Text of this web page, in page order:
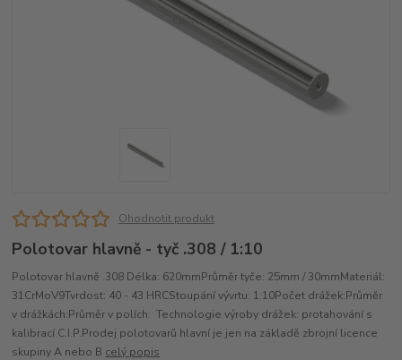
Ohodnotit produkt
Polotovar hlavně - tyč .308 / 1:10
Polotovar hlavně .308 Délka: 620mmPrůměr tyče: 25mm / 30mmMateriál:
31CrMoV9Tvrdost: 40 - 43 HRCStoupání vývrtu: 1:10Počet drážek:Průměr
v drážkách:Průměr v polích: Technologie výroby drážek: protahování s
kalibrací C.I.P.Prodej polotovarů hlavní je jen na základě zbrojní licence
skupiny A nebo B celý popis